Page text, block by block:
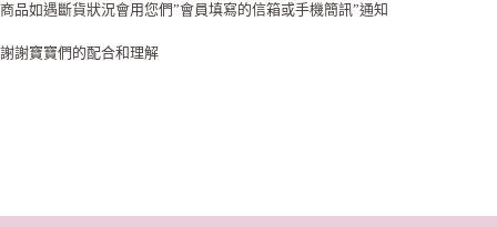
商品如遇斷貨狀況會用您們”會員填寫的信箱或手機簡訊”通知
謝謝寶寶們的配合和理解